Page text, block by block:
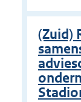
(Zuid)